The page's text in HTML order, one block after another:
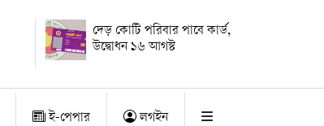
দেড় কোটি পরিবার পাবে কার্ড,
উদ্বোধন ১৬ আগস্ট
ই-পেপার লগইন